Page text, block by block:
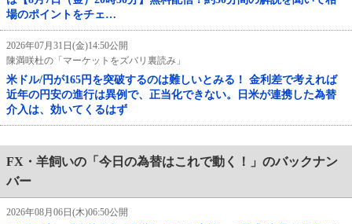
場のポイントをチェ…
2026年07月31日(金)14:50公開
陳満咲杜の「マーケットをズバリ裏読み」
米ドル/円が165円を突破するのは難しいとみる！ 金利差で考えれば
近年の円安の進行は異例で、正当化できない。日米が連携した為替
介入は、効いてくるはず
FX・羊飼いの「今日の為替はこれで動く！」のバックナン
バー
2026年08月06日(木)06:50公開